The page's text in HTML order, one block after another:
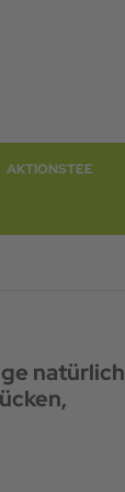
AKTIONSTEE
natürlich